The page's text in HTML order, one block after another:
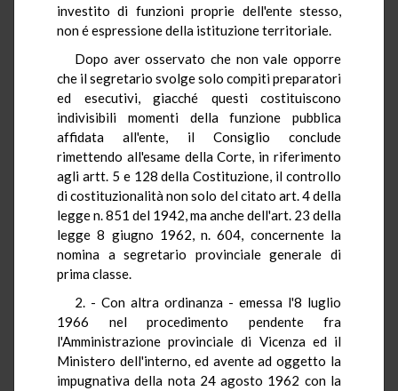
investito di funzioni proprie dell'ente stesso,
non é espressione della istituzione territoriale.
Dopo aver osservato che non vale opporre
che il segretario svolge solo compiti preparatori
ed esecutivi, giacché questi costituiscono
indivisibili momenti della funzione pubblica
affidata all'ente, il Consiglio conclude
rimettendo all'esame della Corte, in riferimento
agli artt. 5 e 128 della Costituzione, il controllo
di costituzionalità non solo del citato art. 4 della
legge n. 851 del 1942, ma anche dell'art. 23 della
legge 8 giugno 1962, n. 604, concernente la
nomina a segretario provinciale generale di
prima classe.
2. - Con altra ordinanza - emessa l'8 luglio
1966 nel procedimento pendente fra
l'Amministrazione provinciale di Vicenza ed il
Ministero dell'interno, ed avente ad oggetto la
impugnativa della nota 24 agosto 1962 con la